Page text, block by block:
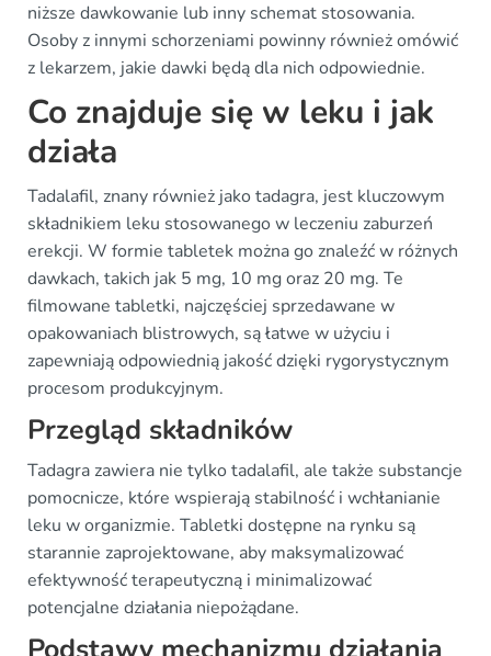
niższe dawkowanie lub inny schemat stosowania.
Osoby z innymi schorzeniami powinny również omówić
z lekarzem, jakie dawki będą dla nich odpowiednie.
Co znajduje się w leku i jak
działa
Tadalafil, znany również jako tadagra, jest kluczowym
składnikiem leku stosowanego w leczeniu zaburzeń
erekcji. W formie tabletek można go znaleźć w różnych
dawkach, takich jak 5 mg, 10 mg oraz 20 mg. Te
filmowane tabletki, najczęściej sprzedawane w
opakowaniach blistrowych, są łatwe w użyciu i
zapewniają odpowiednią jakość dzięki rygorystycznym
procesom produkcyjnym.
Przegląd składników
Tadagra zawiera nie tylko tadalafil, ale także substancje
pomocnicze, które wspierają stabilność i wchłanianie
leku w organizmie. Tabletki dostępne na rynku są
starannie zaprojektowane, aby maksymalizować
efektywność terapeutyczną i minimalizować
potencjalne działania niepożądane.